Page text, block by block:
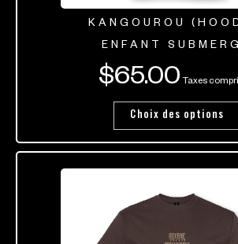
KANGOUROU
ENFANT
$65.00 Taxes
Choix des options